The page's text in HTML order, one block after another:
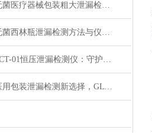
无菌医疗器械包装粗大泄漏检测方法选择与应用
无菌西林瓶泄漏检测方法与仪器操作指南
PCT-01恒压泄漏检测仪：守护输液袋质量与安全的利器
医用包装泄漏检测新选择，GLT-01试验仪更可靠